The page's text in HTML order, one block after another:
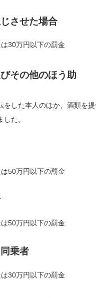
させた場合
30万円以下の罰金
その他のほう助
をした本人のほか、酒類を
た。
50万円以下の罰金
50万円以下の罰金
乗者
30万円以下の罰金